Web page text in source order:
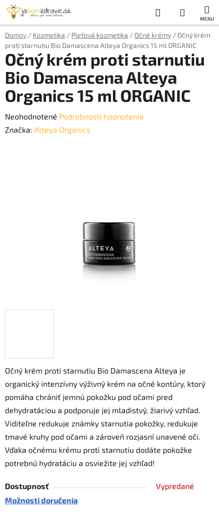
Prejsť
obsah
Hľadať
KOŠÍK
Domov / Kozmetika / Pleťová kozmetika / Očné krémy / Očný krém
proti starnutiu Bio Damascena Alteya Organics 15 ml ORGANIC
Očný krém proti starnutiu Bio Damascena Alteya je
organický intenzívny výživný krém na očné kontúry, ktorý
pomáha chrániť jemnú pokožku pod očami pred
dehydratáciou a podporuje jej mladistvý, žiarivý vzhľad.
Viditeľne redukuje známky starnutia pokožky, redukuje
tmavé kruhy pod očami a zároveň rozjasní unavené oči.
Vďaka očnému krému proti starnutiu dodáte pokožke
potrebnú hydratáciu a osviežite jej vzhľad!
Dostupnosť
Vypredané
Možnosti doručenia
Očný krém proti starnutiu
Bio Damascena Alteya
Organics 15 ml ORGANIC
Priemerné
hodnotenie
Neohodnotené Podrobnosti hodnotenia
Značka: Alteya Organics